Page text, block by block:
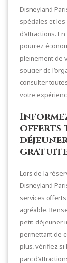
Disneyland
spéciales et
d’attractions.
pourrez
pleinement de
soucier de
consulter
votre
offerts
gratuite
Lors de la
Disneyland
services
agréable.
petit-déjeuner
permettant de
plus, vérifiez si
parc